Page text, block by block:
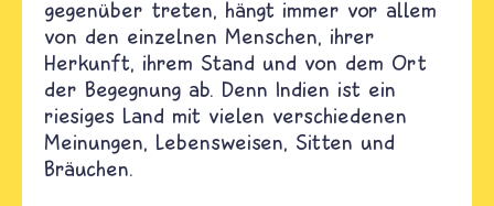
gegenüber treten, hängt immer vor allem
von den einzelnen Menschen, ihrer
Herkunft, ihrem Stand und von dem Ort
der Begegnung ab. Denn Indien ist ein
riesiges Land mit vielen verschiedenen
Meinungen, Lebensweisen, Sitten und
Bräuchen.